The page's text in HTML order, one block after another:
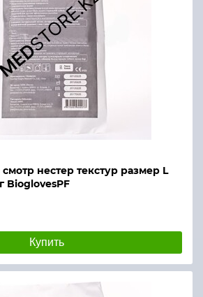
нестер текстур размер L
BioglovesPF
Купить